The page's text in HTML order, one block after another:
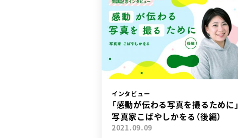
インタビュー
「感動が伝わる写真を撮るために」
写真家こばやしかをる（後編）
2021.09.09